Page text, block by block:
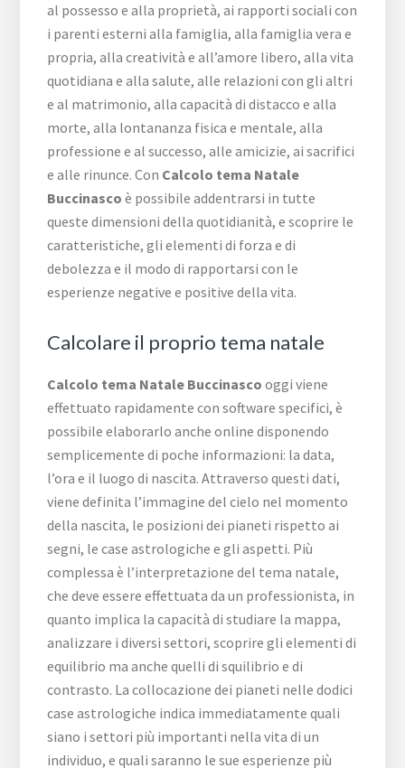
al possesso e alla proprietà, ai rapporti sociali con
i parenti esterni alla famiglia, alla famiglia vera e
propria, alla creatività e all’amore libero, alla vita
quotidiana e alla salute, alle relazioni con gli altri
e al matrimonio, alla capacità di distacco e alla
morte, alla lontananza fisica e mentale, alla
professione e al successo, alle amicizie, ai sacrifici
e alle rinunce. Con Calcolo tema Natale
Buccinasco è possibile addentrarsi in tutte
queste dimensioni della quotidianità, e scoprire le
caratteristiche, gli elementi di forza e di
debolezza e il modo di rapportarsi con le
esperienze negative e positive della vita.
Calcolare il proprio tema natale
Calcolo tema Natale Buccinasco oggi viene
effettuato rapidamente con software specifici, è
possibile elaborarlo anche online disponendo
semplicemente di poche informazioni: la data,
l’ora e il luogo di nascita. Attraverso questi dati,
viene definita l’immagine del cielo nel momento
della nascita, le posizioni dei pianeti rispetto ai
segni, le case astrologiche e gli aspetti. Più
complessa è l’interpretazione del tema natale,
che deve essere effettuata da un professionista, in
quanto implica la capacità di studiare la mappa,
analizzare i diversi settori, scoprire gli elementi di
equilibrio ma anche quelli di squilibrio e di
contrasto. La collocazione dei pianeti nelle dodici
case astrologiche indica immediatamente quali
siano i settori più importanti nella vita di un
individuo, e quali saranno le sue esperienze più